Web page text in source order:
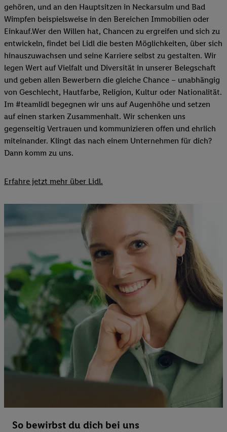
gehören, und an den Hauptsitzen in Neckarsulm und Bad
Wimpfen beispielsweise in den Bereichen Immobilien oder
Einkauf.Wer den Willen hat, Chancen zu ergreifen und sich zu
entwickeln, findet bei Lidl die besten Möglichkeiten, über sich
hinauszuwachsen und seine Karriere selbst zu gestalten. Wir
legen Wert auf Vielfalt und Diversität in unserer Belegschaft
und geben allen Bewerbern die gleiche Chance – unabhängig
von Geschlecht, Hautfarbe, Religion, Kultur oder Nationalität.
Im #teamlidl begegnen wir uns auf Augenhöhe und setzen
auf einen starken Zusammenhalt. Wir schenken uns
gegenseitig Vertrauen und kommunizieren offen und ehrlich
miteinander. Klingt das nach einem Unternehmen für dich?
Dann komm zu uns.​
Erfahre jetzt mehr über Lidl.
So bewirbst du dich bei uns